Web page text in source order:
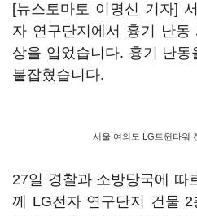
[뉴스토마토 이명신 기자]
자 연구단지에서 흉기 난
상을 입었습니다. 흉기 난동
붙잡혔습니다.
서울 여의도 LG트윈타워
27일 경찰과 소방당국에 따
께 LG전자 연구단지 건물